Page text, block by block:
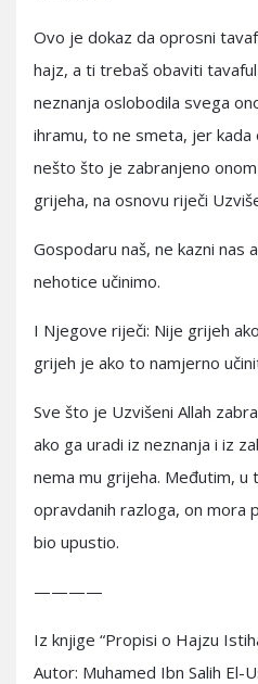
Ovo je dokaz da oprosni
hajz, a ti trebaš obaviti
neznanja oslobodila svega
ihramu, to ne smeta, jer kada
nešto što je zabranjeno
grijeha, na osnovu riječi
Gospodaru naš, ne kazni nas
nehotice učinimo.
I Njegove riječi: Nije grijeh
grijeh je ako to namjerno
Sve što je Uzvišeni Allah
ako ga uradi iz neznanja i iz
nema mu grijeha. Međutim, u
opravdanih razloga, on mora
bio upustio.
————
Iz knjige “Propisi o Hajzu
Autor: Muhamed Ibn Salih El-